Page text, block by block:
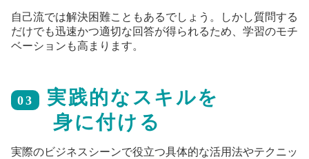
自己流では解決困難こともあるでしょう。しかし質問する
だけでも迅速かつ適切な回答が得られるため、学習のモチ
ベーションも高まります。
03
実践的なスキルを
身に付ける
実際のビジネスシーンで役立つ具体的な活用法やテクニッ